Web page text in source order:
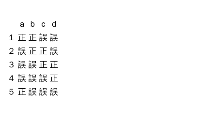
ａ ｂ ｃ ｄ
１ 正 正 誤 誤
２ 誤 正 正 誤
３ 誤 誤 正 正
４ 誤 誤 誤 正
５ 正 誤 誤 誤